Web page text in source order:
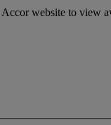
website to view